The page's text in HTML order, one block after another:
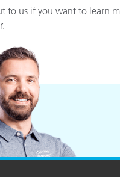
to us if you want to learn